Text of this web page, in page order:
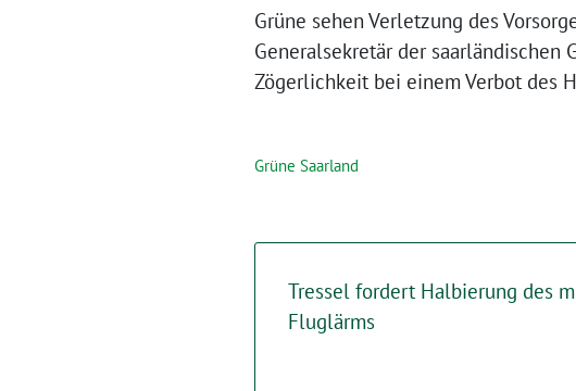
Grüne sehen Verletzung des
Generalsekretär der saarländischen
Zögerlichkeit bei einem Verbot des
Grüne Saarland
Tressel fordert Halbierung des
Fluglärms